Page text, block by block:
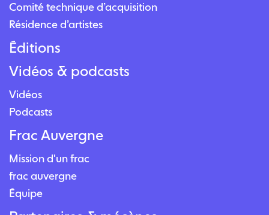
Comité technique d’acquisition
Résidence d’artistes
Éditions
Vidéos & podcasts
Vidéos
Podcasts
Frac Auvergne
Mission d'un frac
frac auvergne
Équipe